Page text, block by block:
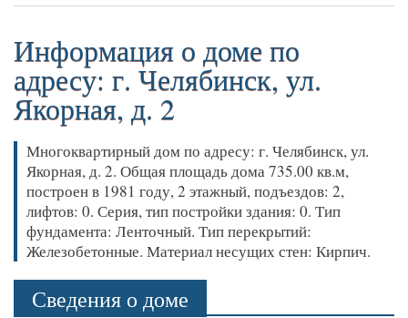
Главное меню
Информация о доме по
адресу: г. Челябинск, ул.
Якорная, д. 2
Многоквартирный дом по адресу: г. Челябинск, ул.
Якорная, д. 2. Общая площадь дома 735.00 кв.м,
построен в 1981 году, 2 этажный, подъездов: 2,
лифтов: 0. Серия, тип постройки здания: 0. Тип
фундамента: Ленточный. Тип перекрытий:
Железобетонные. Материал несущих стен: Кирпич.
Сведения о доме